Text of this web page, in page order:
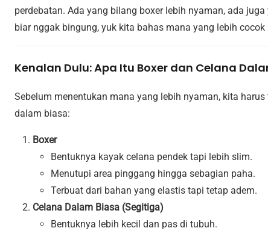
perdebatan. Ada yang bilang boxer lebih nyaman, ada
biar nggak bingung, yuk kita bahas mana yang lebih cocok
Kenalan Dulu: Apa Itu Boxer dan Celana
Sebelum menentukan mana yang lebih nyaman, kita
dalam biasa:
Boxer
Bentuknya kayak celana pendek tapi lebih slim.
Menutupi area pinggang hingga sebagian paha.
Terbuat dari bahan yang elastis tapi tetap adem.
Celana Dalam Biasa (Segitiga)
Bentuknya lebih kecil dan pas di tubuh.